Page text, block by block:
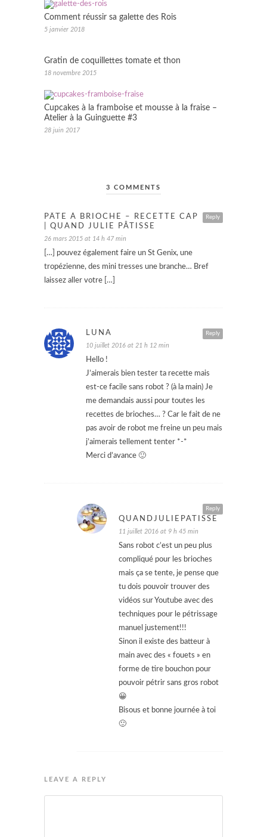
Comment réussir sa galette des Rois
5 janvier 2018
Gratin de coquillettes tomate et thon
18 novembre 2015
Cupcakes à la framboise et mousse à la fraise –
Atelier à la Guinguette #3
28 juin 2017
3 COMMENTS
Reply
PÂTE À BRIOCHE – RECETTE CAP
| QUAND JULIE PÂTISSE
26 mars 2015 at 14 h 47 min
[…] pouvez également faire un St Genix, une
tropézienne, des mini tresses une branche… Bref
laissez aller votre […]
Reply
LUNA
10 juillet 2016 at 21 h 12 min
Hello !
J’aimerais bien tester ta recette mais
est-ce facile sans robot ? (à la main) Je
me demandais aussi pour toutes les
recettes de brioches… ? Car le fait de ne
pas avoir de robot me freine un peu mais
j’aimerais tellement tenter *-*
Merci d’avance 🙂
Reply
QUANDJULIEPATISSE
11 juillet 2016 at 9 h 45 min
Sans robot c’est un peu plus
compliqué pour les brioches
mais ça se tente, je pense que
tu dois pouvoir trouver des
vidéos sur Youtube avec des
techniques pour le pétrissage
manuel justement!!!
Sinon il existe des batteur à
main avec des « fouets » en
forme de tire bouchon pour
pouvoir pétrir sans gros robot
😀
Bisous et bonne journée à toi
🙂
LEAVE A REPLY